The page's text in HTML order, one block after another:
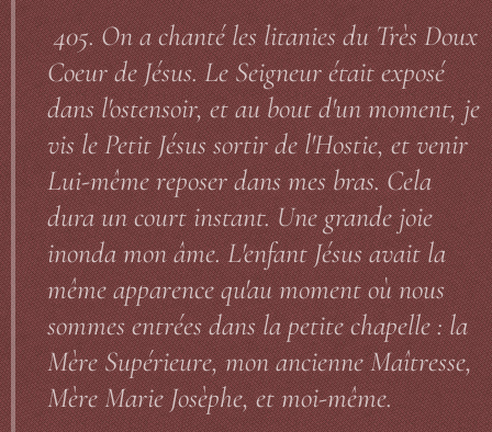
405. On a chanté les litanies du Très Doux
Coeur de Jésus. Le Seigneur était exposé
dans l'ostensoir, et au bout d'un moment, je
vis le Petit Jésus sortir de l'Hostie, et venir
Lui-même reposer dans mes bras. Cela
dura un court instant. Une grande joie
inonda mon âme. L'enfant Jésus avait la
même apparence qu'au moment où nous
sommes entrées dans la petite chapelle : la
Mère Supérieure, mon ancienne Maîtresse,
Mère Marie Josèphe, et moi-même.